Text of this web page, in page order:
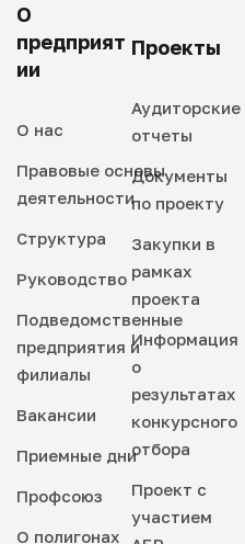
О
предприят
ии
О нас
Правовые основы
деятельности
Структура
Руководство
Подведомственные
предприятия и
филиалы
Вакансии
Приемные дни
Профсоюз
О полигонах
Проекты
Аудиторские
отчеты
Документы
по проекту
Закупки в
рамках
проекта
Информация
о
результатах
конкурсного
отбора
Проект с
участием